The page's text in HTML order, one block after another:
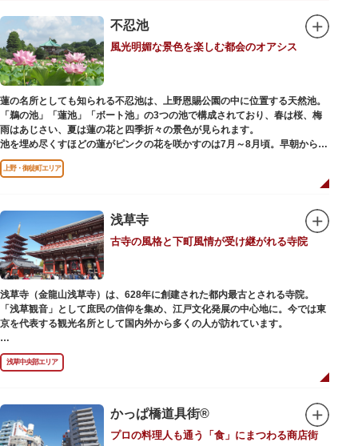
不忍池
風光明媚な景色を楽しむ都会のオアシス
蓮の名所としても知られる不忍池は、上野恩賜公園の中に位置する天然池。
「鵜の池」「蓮池」「ボート池」の3つの池で構成されており、春は桜、梅
雨はあじさい、夏は蓮の花と四季折々の景色が見られます。
池を埋め尽くすほどの蓮がピンクの花を咲かすのは7月～8月頃。早朝から午
前のみ開花するので、シーズン中は多くの観光客が朝早くから池を訪れま
す。綺麗な蓮の花を近くから観察できるデッキを散歩しながら朝の不忍池を
から池を眺めれば、新しい発見ができるかもしれません。また、「鵜の池」
にはマガモ・オナガガモなどたくさんの鴨や渡り鳥が訪れます。大都会の中
でバードウォッチングができる珍しいスポットです。
ファミリーで、カップルで、または一人でゆったりと、思い思いの時間をお
過ごしください。
上野・御徒町エリア
浅草寺
古寺の風格と下町風情が受け継がれる寺院
浅草寺（金龍山浅草寺）は、628年に創建された都内最古とされる寺院。
「浅草観音」として庶民の信仰を集め、江戸文化発展の中心地に。今では東
京を代表する観光名所として国内外から多くの人が訪れています。
浅草の象徴とも言える「雷門（風雷神門）」は、高さ3.9mの大提灯と風神雷
神像が安置された浅草寺の総門。本堂前には2体の仁王尊像が並ぶ山門「宝
蔵門」が建ち、参拝客を堂々と迎えてくれます。本堂前には、邪気を払うご
身を清めましょう。「観音堂」とも呼ばれる本堂にはご本尊の聖観世音菩薩
が祀られており、毎日定時に法要が執り行われています。
境内の歴史ある建造物も必見です。ひと際目立つ五重塔、国指定重要文化財
浅草中央部エリア
かっぱ橋道具街®
プロの料理人も通う「食」にまつわる商店街